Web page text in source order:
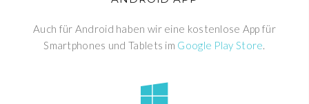
Auch für Android haben wir eine kostenlose App für
Smartphones und Tablets im Google Play Store.